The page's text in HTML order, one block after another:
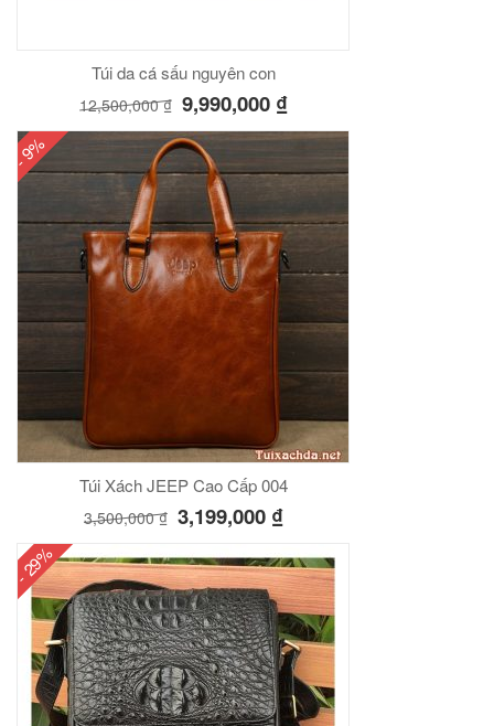
Túi da cá sấu nguyên con
12,500,000₫ 9,990,000 ₫
- 9%
Túi Xách JEEP Cao Cấp 004
3,500,000₫ 3,199,000 ₫
- 29%